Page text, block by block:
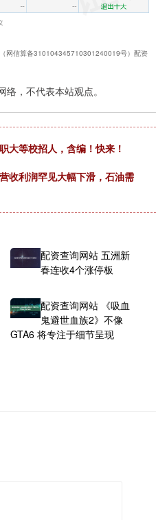
网信算备310104345710301240019号）配资
，不代表本站观点。
大等校招人，含编！快来！
收利润罕见大幅下滑，石油需
配资查询网站 五洲新
春连收4个涨停板
配资查询网站 《吸血
鬼避世血族2》不像
GTA6 将专注于细节呈现